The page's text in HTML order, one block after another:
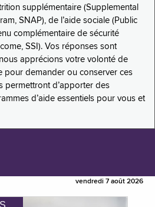
supplémentaire (Supplemental
SNAP), de l’aide sociale (Public
complémentaire de sécurité
SSI). Vos réponses sont
apprécions votre volonté de
pour demander ou conserver ces
permettront d’apporter des
d’aide essentiels pour vous et
vendredi 7 août 2026